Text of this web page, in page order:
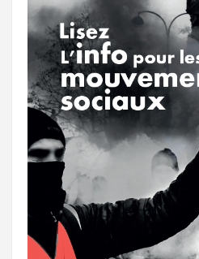
m
e
r